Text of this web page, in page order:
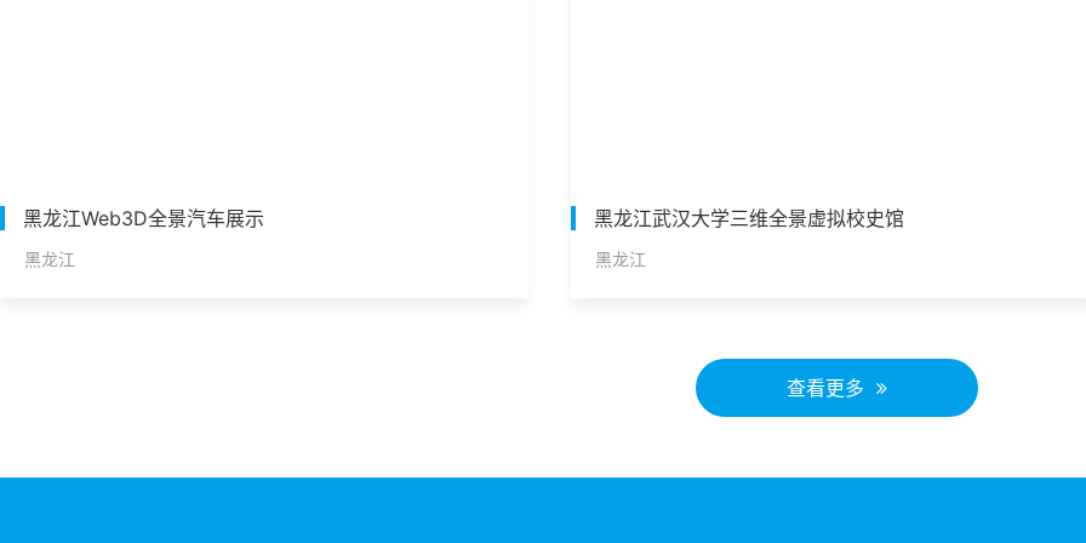
黑龙江Web3D全景汽车展示
黑龙江
黑龙江武汉大学三维全景虚拟校史馆
黑龙江
查看更多